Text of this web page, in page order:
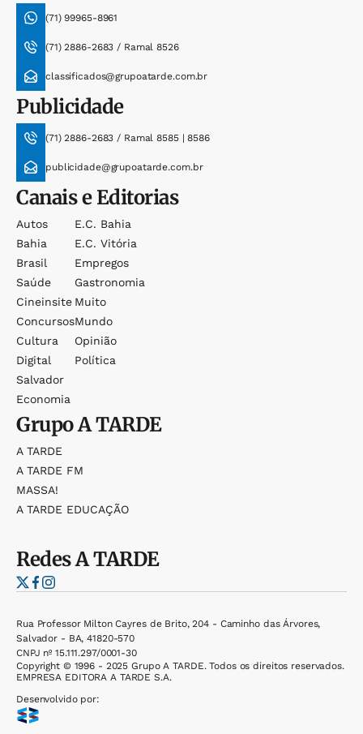
(71) 99965-8961
(71) 2886-2683 / Ramal 8526
classificados@grupoatarde.com.br
Publicidade
(71) 2886-2683 / Ramal 8585 | 8586
publicidade@grupoatarde.com.br
Canais e Editorias
Autos
Bahia
Brasil
Saúde
Cineinsite
Concursos
Cultura
Digital
Salvador
Economia
E.c. Bahia
E.c. Vitória
Empregos
Gastronomia
Muito
Mundo
Opinião
Política
GrupoA TARDE
A TARDE
A TARDE FM
MASSA!
A TARDE EDUCAÇÃO
RedesA TARDE
Rua Professor Milton Cayres de Brito, 204 - Caminho das Árvores,
Salvador - BA, 41820-570
CNPJ nº 15.111.297/0001-30
Copyright © 1996 - 2025 Grupo A TARDE. Todos os direitos reservados.
EMPRESA EDITORA A TARDE S.A.
Desenvolvido por: